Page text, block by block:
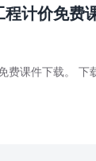
计价免费
费课件下载。